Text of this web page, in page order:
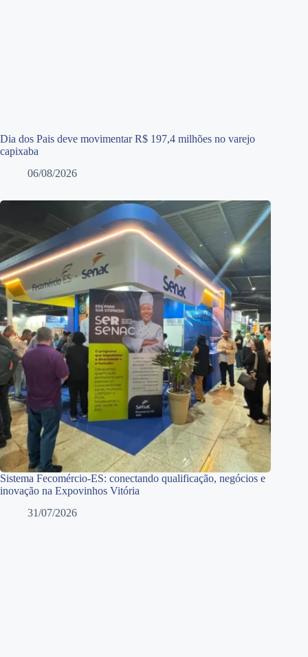
Dia dos Pais deve movimentar R$ 197,4 milhões no varejo
capixaba
06/08/2026
Sistema Fecomércio-ES: conectando qualificação, negócios e
inovação na Expovinhos Vitória
31/07/2026